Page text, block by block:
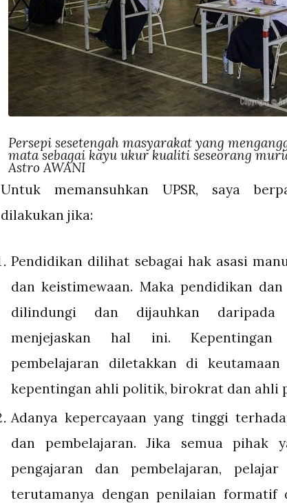
Persepi sesetengah masyarakat yang
mata sebagai kayu ukur kualiti seseorang
Astro AWANI
Untuk memansuhkan UPSR, saya
dilakukan jika:
Pendidikan dilihat sebagai hak asasi
dan keistimewaan. Maka pendidikan
dilindungi dan dijauhkan daripada
menjejaskan hal ini.
pembelajaran diletakkan di
kepentingan ahli politik, birokrat dan ahli
Adanya kepercayaan yang tinggi
dan pembelajaran. Jika semua pihak
pengajaran dan pembelajaran,
terutamanya dengan penilaian formatif